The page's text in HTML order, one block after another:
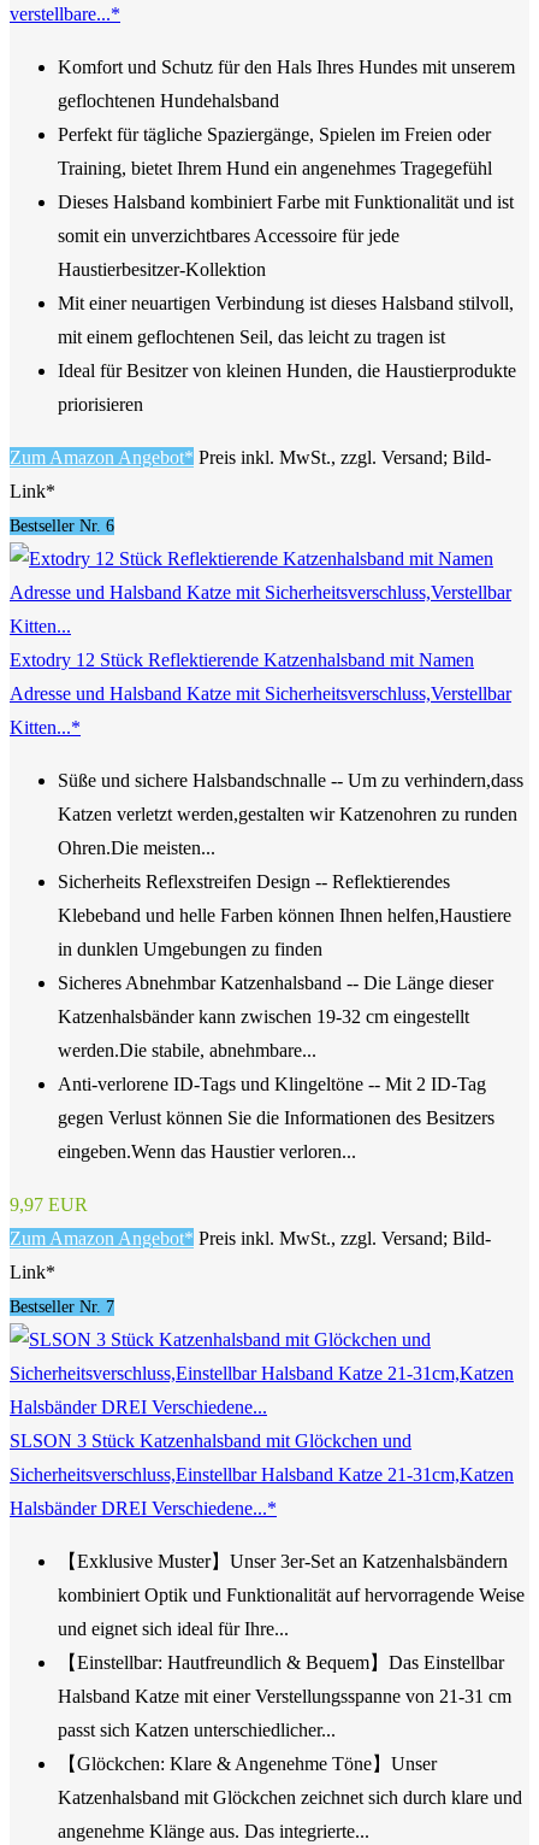
verstellbare...*
Komfort und Schutz für den Hals Ihres Hundes mit unserem
geflochtenen Hundehalsband
Perfekt für tägliche Spaziergänge, Spielen im Freien oder
Training, bietet Ihrem Hund ein angenehmes Tragegefühl
Dieses Halsband kombiniert Farbe mit Funktionalität und ist
somit ein unverzichtbares Accessoire für jede
Haustierbesitzer-Kollektion
Mit einer neuartigen Verbindung ist dieses Halsband stilvoll,
mit einem geflochtenen Seil, das leicht zu tragen ist
Ideal für Besitzer von kleinen Hunden, die Haustierprodukte
priorisieren
Zum Amazon Angebot* Preis inkl. MwSt., zzgl. Versand; Bild-
Link*
Bestseller Nr. 6
Extodry 12 Stück Reflektierende Katzenhalsband mit Namen
Adresse und Halsband Katze mit Sicherheitsverschluss,Verstellbar
Kitten...*
Süße und sichere Halsbandschnalle -- Um zu verhindern,dass
Katzen verletzt werden,gestalten wir Katzenohren zu runden
Ohren.Die meisten...
Sicherheits Reflexstreifen Design -- Reflektierendes
Klebeband und helle Farben können Ihnen helfen,Haustiere
in dunklen Umgebungen zu finden
Sicheres Abnehmbar Katzenhalsband -- Die Länge dieser
Katzenhalsbänder kann zwischen 19-32 cm eingestellt
werden.Die stabile, abnehmbare...
Anti-verlorene ID-Tags und Klingeltöne -- Mit 2 ID-Tag
gegen Verlust können Sie die Informationen des Besitzers
eingeben.Wenn das Haustier verloren...
9,97 EUR
Zum Amazon Angebot* Preis inkl. MwSt., zzgl. Versand; Bild-
Link*
Bestseller Nr. 7
SLSON 3 Stück Katzenhalsband mit Glöckchen und
Sicherheitsverschluss,Einstellbar Halsband Katze 21-31cm,Katzen
Halsbänder DREI Verschiedene...*
【Exklusive Muster】Unser 3er-Set an Katzenhalsbändern
kombiniert Optik und Funktionalität auf hervorragende Weise
und eignet sich ideal für Ihre...
【Einstellbar: Hautfreundlich & Bequem】Das Einstellbar
Halsband Katze mit einer Verstellungsspanne von 21-31 cm
passt sich Katzen unterschiedlicher...
【Glöckchen: Klare & Angenehme Töne】Unser
Katzenhalsband mit Glöckchen zeichnet sich durch klare und
angenehme Klänge aus. Das integrierte...